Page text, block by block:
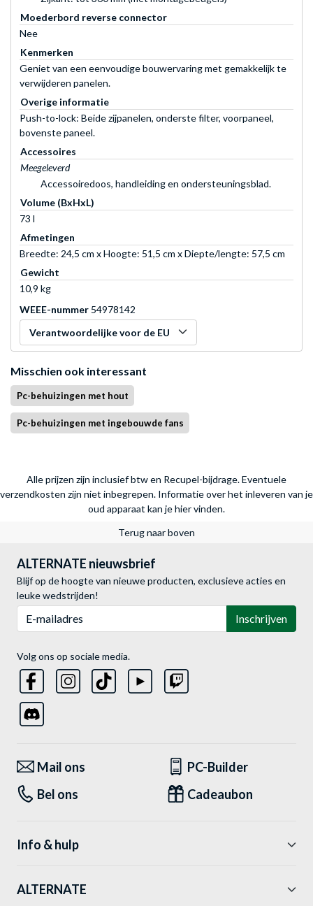
Moederbord reverse connector
Nee
Kenmerken
Geniet van een eenvoudige bouwervaring met gemakkelijk te
verwijderen panelen.
Overige informatie
Push-to-lock: Beide zijpanelen, onderste filter, voorpaneel,
bovenste paneel.
Accessoires
Meegeleverd
Accessoiredoos, handleiding en ondersteuningsblad.
Volume (BxHxL)
73 l
Afmetingen
Breedte: 24,5 cm x Hoogte: 51,5 cm x Diepte/lengte: 57,5 cm
Gewicht
10,9 kg
WEEE-nummer 54978142
Verantwoordelijke voor de EU
Misschien ook interessant
Pc-behuizingen met hout
Pc-behuizingen met ingebouwde fans
Alle prijzen zijn inclusief btw en Recupel-bijdrage. Eventuele
verzendkosten zijn niet inbegrepen. Informatie over het inleveren van je
oud apparaat kan je hier vinden.
Terug naar boven
ALTERNATE nieuwsbrief
Blijf op de hoogte van nieuwe producten, exclusieve acties en
leuke wedstrijden!
Inschrijven
Volg ons op sociale media.
Mail ons
PC-Builder
Bel ons
Cadeaubon
Info & hulp
ALTERNATE